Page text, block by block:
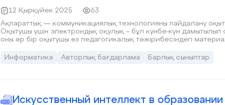
12 Қырқүйек 2025
63
Ақпараттық — коммуникациялық технологияны пайдалану
Оқытушы үшін электрондық оқулық – бұл күнбе-күн дамытылып
оны әр бір оқытушы өз педагогикалық тәжірибесіндегі
тапсырмаларын орындауға болады.
Информатика Авторлық бағдарлама Барлық сыныптар
Искусственный интеллект в образовании